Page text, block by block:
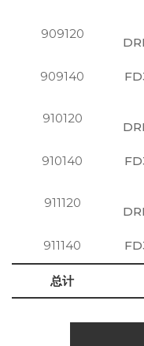
909120
909140
910120
910140
911120
911140
总计